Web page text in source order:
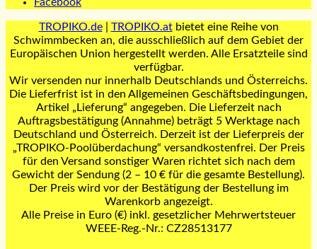
TROPIKO.de| TROPIKO.atbietet eine Reihe von
Schwimmbecken an, die ausschließlich auf dem Gebiet der
Europäischen Union hergestellt werden. Alle Ersatzteile sind
verfügbar.
Wir versenden nur innerhalb Deutschlands und Österreichs.
Die Lieferfrist ist in den Allgemeinen Geschäftsbedingungen,
Artikel „Lieferung“ angegeben. Die Lieferzeit nach
Auftragsbestätigung (Annahme) beträgt 5 Werktage nach
Deutschland und Österreich. Derzeit ist der Lieferpreis der
„TROPIKO-Poolüberdachung“ versandkostenfrei. Der Preis
für den Versand sonstiger Waren richtet sich nach dem
Gewicht der Sendung (2 – 10 € für die gesamte Bestellung).
Der Preis wird vor der Bestätigung der Bestellung im
Warenkorb angezeigt.
Alle Preise in Euro (€) inkl. gesetzlicher Mehrwertsteuer
WEEE-Reg.-Nr.: CZ28513177